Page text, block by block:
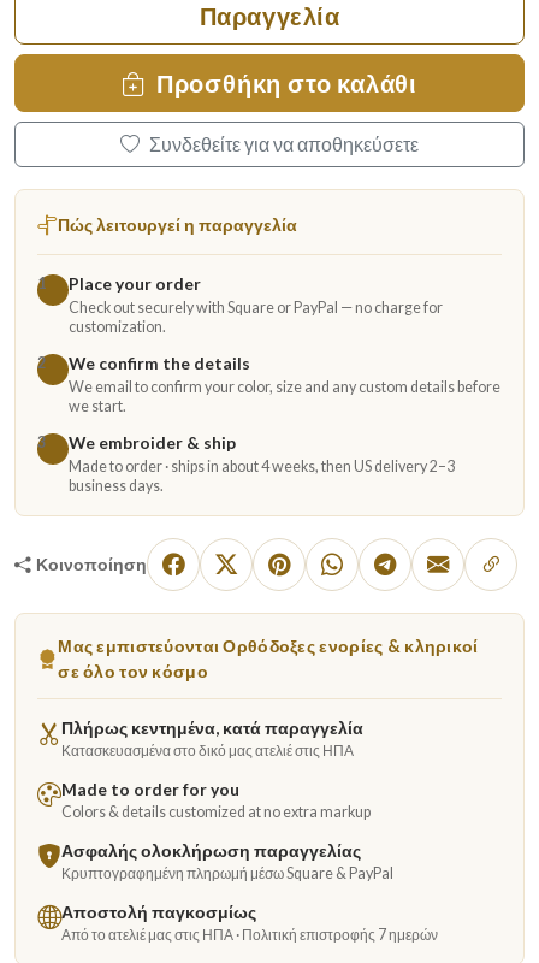
Παραγγελία
Προσθήκη στο καλάθι
Συνδεθείτε για να αποθηκεύσετε
Πώς λειτουργεί η παραγγελία
1 Place your order
Check out securely with Square or PayPal — no charge for
customization.
2
We confirm the details
We email to confirm your color, size and any custom details before
we start.
3
We embroider & ship
Made to order · ships in about 4 weeks, then US delivery 2–3
business days.
Κοινοποίηση
Μας εμπιστεύονται Ορθόδοξες ενορίες & κληρικοί
σε όλο τον κόσμο
Πλήρως κεντημένα, κατά παραγγελία
Κατασκευασμένα στο δικό μας ατελιέ στις ΗΠΑ
Made to order for you
Colors & details customized at no extra markup
Ασφαλής ολοκλήρωση παραγγελίας
Κρυπτογραφημένη πληρωμή μέσω Square & PayPal
Αποστολή παγκοσμίως
Από το ατελιέ μας στις ΗΠΑ · Πολιτική επιστροφής 7 ημερών